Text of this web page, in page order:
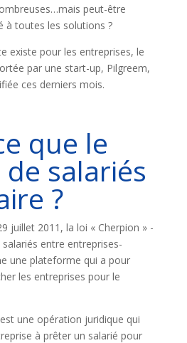
peut-être
à toutes les solutions ?
existe pour les entreprises, le
par une start-up, Pilgreem,
ces derniers mois.
que le
salariés
?
juillet 2011, la loi « Cherpion » -
entre entreprises-
une plateforme qui a pour
les entreprises pour le
une opération juridique qui
à prêter un salarié pour